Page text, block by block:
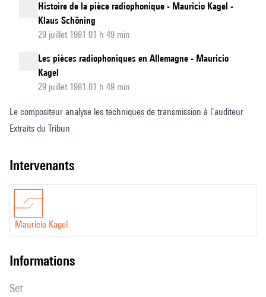
Histoire de la pièce radiophonique - Mauricio Kagel -
Klaus Schöning
29 juillet 1981 01 h 49 min
Les pièces radiophoniques en Allemagne - Mauricio
Kagel
29 juillet 1981 01 h 49 min
Le compositeur analyse les techniques de transmission à l’auditeur
Extraits du Tribun
intervenants
Mauricio Kagel
informations
set